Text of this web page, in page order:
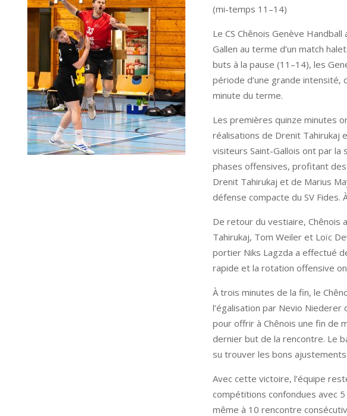
(mi-temps 11–14)
Le CS Chênois Genève
Gallen au terme d’un match
buts à la pause (11–14), les
période d’une grande intensité,
minute du terme.
Les premières quinze minutes
réalisations de Drenit Tahirukaj
visiteurs Saint-Gallois ont par
phases offensives, profitant
Drenit Tahirukaj et de Marius
défense compacte du SV Fides.
De retour du vestiaire, Chênois
Tahirukaj, Tom Weiler et Loïc
portier Niks Lagzda a effectué
rapide et la rotation offensive
À trois minutes de la fin, le
l’égalisation par Nevio Niederer
pour offrir à Chênois une fin de
dernier but de la rencontre. Le
su trouver les bons
Avec cette victoire, l’équipe
compétitions confondues avec
même à 10 rencontre